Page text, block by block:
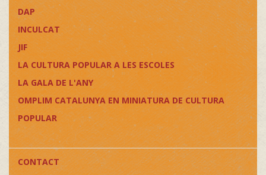
DAP
INCULCAT
JIF
LA CULTURA POPULAR A LES ESCOLES
LA GALA DE L'ANY
OMPLIM CATALUNYA EN MINIATURA DE CULTURA
POPULAR
CONTACT